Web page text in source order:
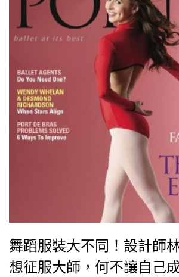
舞蹈服裝大不同！設計師
想征服大師，何不讓自己